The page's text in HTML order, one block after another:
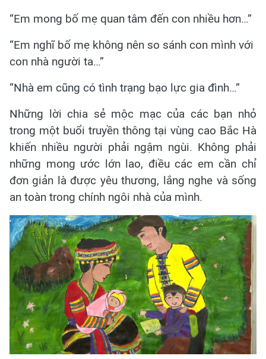
“Em mong bố mẹ quan tâm đến con nhiều hơn…”
“Em nghĩ bố mẹ không nên so sánh con mình với
con nhà người ta…”
“Nhà em cũng có tình trạng bạo lực gia đình…”
Những lời chia sẻ mộc mạc của các bạn nhỏ
trong một buổi truyền thông tại vùng cao Bắc Hà
khiến nhiều người phải ngậm ngùi. Không phải
những mong ước lớn lao, điều các em cần chỉ
đơn giản là được yêu thương, lắng nghe và sống
an toàn trong chính ngôi nhà của mình.